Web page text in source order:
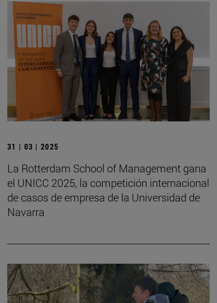
31 | 03 | 2025
La Rotterdam School of Management gana
el UNICC 2025, la competición internacional
de casos de empresa de la Universidad de
Navarra